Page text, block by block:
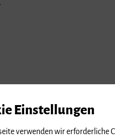
Einstellungen
verwenden wir erforderliche